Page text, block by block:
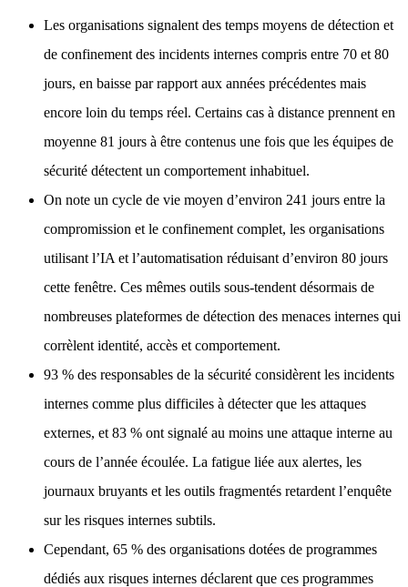
Les organisations signalent des temps moyens de détection et
de confinement des incidents internes compris entre 70 et 80
jours, en baisse par rapport aux années précédentes mais
encore loin du temps réel. Certains cas à distance prennent en
moyenne 81 jours à être contenus une fois que les équipes de
sécurité détectent un comportement inhabituel.
On note un cycle de vie moyen d’environ 241 jours entre la
compromission et le confinement complet, les organisations
utilisant l’IA et l’automatisation réduisant d’environ 80 jours
cette fenêtre. Ces mêmes outils sous-tendent désormais de
nombreuses plateformes de détection des menaces internes qui
corrèlent identité, accès et comportement.
93 % des responsables de la sécurité considèrent les incidents
internes comme plus difficiles à détecter que les attaques
externes, et 83 % ont signalé au moins une attaque interne au
cours de l’année écoulée. La fatigue liée aux alertes, les
journaux bruyants et les outils fragmentés retardent l’enquête
sur les risques internes subtils.
Cependant, 65 % des organisations dotées de programmes
dédiés aux risques internes déclarent que ces programmes